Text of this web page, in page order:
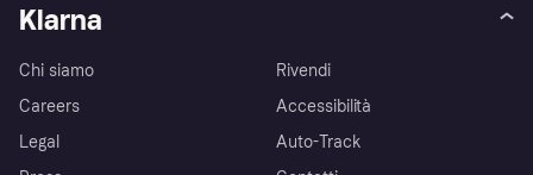
Klarna
Chi siamo
Careers
Legal
Rivendi
Accessibilità
Auto-Track